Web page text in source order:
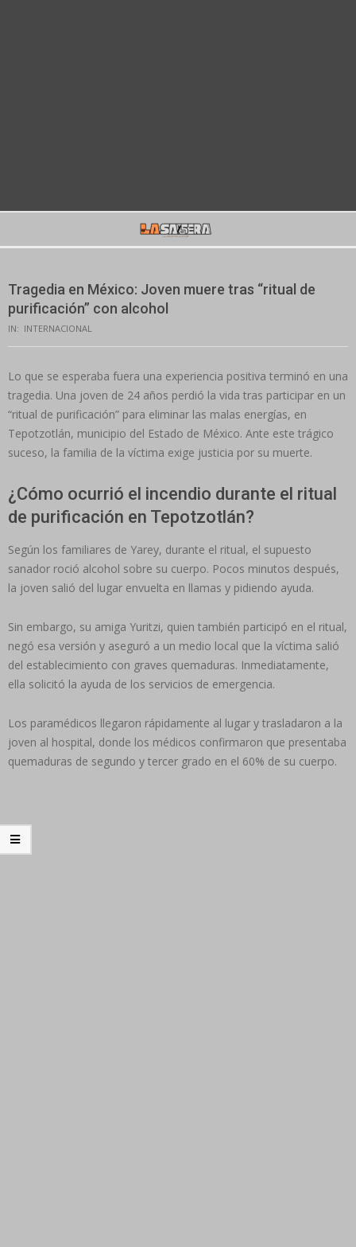
Tragedia en México: Joven muere tras “ritual de
purificación” con alcohol
IN: INTERNACIONAL
Lo que se esperaba fuera una experiencia positiva terminó en una
tragedia. Una joven de 24 años perdió la vida tras participar en un
“ritual de purificación” para eliminar las malas energías, en
Tepotzotlán, municipio del Estado de México. Ante este trágico
suceso, la familia de la víctima exige justicia por su muerte.
¿Cómo ocurrió el incendio durante el ritual
de purificación en Tepotzotlán?
Según los familiares de Yarey, durante el ritual, el supuesto
sanador roció alcohol sobre su cuerpo. Pocos minutos después,
la joven salió del lugar envuelta en llamas y pidiendo ayuda.
Sin embargo, su amiga Yuritzi, quien también participó en el ritual,
negó esa versión y aseguró a un medio local que la víctima salió
del establecimiento con graves quemaduras. Inmediatamente,
ella solicitó la ayuda de los servicios de emergencia.
Los paramédicos llegaron rápidamente al lugar y trasladaron a la
joven al hospital, donde los médicos confirmaron que presentaba
quemaduras de segundo y tercer grado en el 60% de su cuerpo.